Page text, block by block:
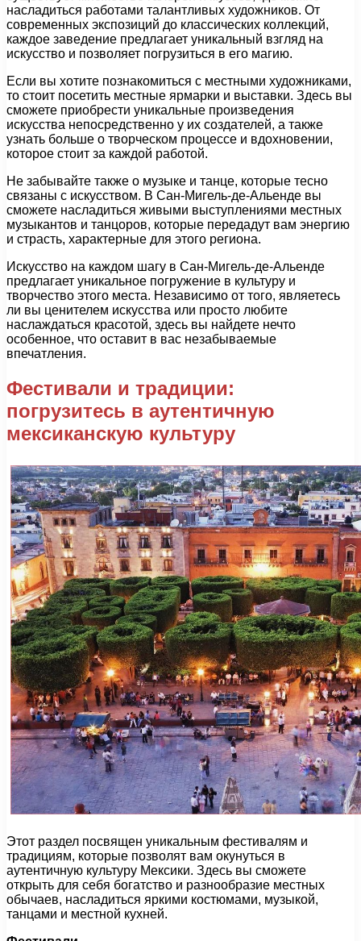
насладиться работами талантливых художников. От
современных экспозиций до классических коллекций,
каждое заведение предлагает уникальный взгляд на
искусство и позволяет погрузиться в его магию.
Если вы хотите познакомиться с местными художниками,
то стоит посетить местные ярмарки и выставки. Здесь вы
сможете приобрести уникальные произведения
искусства непосредственно у их создателей, а также
узнать больше о творческом процессе и вдохновении,
которое стоит за каждой работой.
Не забывайте также о музыке и танце, которые тесно
связаны с искусством. В Сан-Мигель-де-Альенде вы
сможете насладиться живыми выступлениями местных
музыкантов и танцоров, которые передадут вам энергию
и страсть, характерные для этого региона.
Искусство на каждом шагу в Сан-Мигель-де-Альенде
предлагает уникальное погружение в культуру и
творчество этого места. Независимо от того, являетесь
ли вы ценителем искусства или просто любите
наслаждаться красотой, здесь вы найдете нечто
особенное, что оставит в вас незабываемые
впечатления.
Фестивали и традиции:
погрузитесь в аутентичную
мексиканскую культуру
Этот раздел посвящен уникальным фестивалям и
традициям, которые позволят вам окунуться в
аутентичную культуру Мексики. Здесь вы сможете
открыть для себя богатство и разнообразие местных
обычаев, насладиться яркими костюмами, музыкой,
танцами и местной кухней.